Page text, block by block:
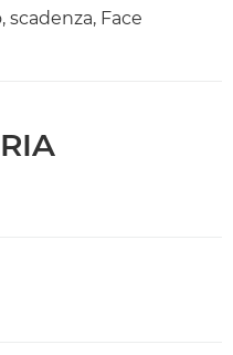
scadenza, Face